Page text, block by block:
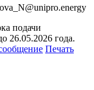
подачи
26.05.2026 года.
Печать